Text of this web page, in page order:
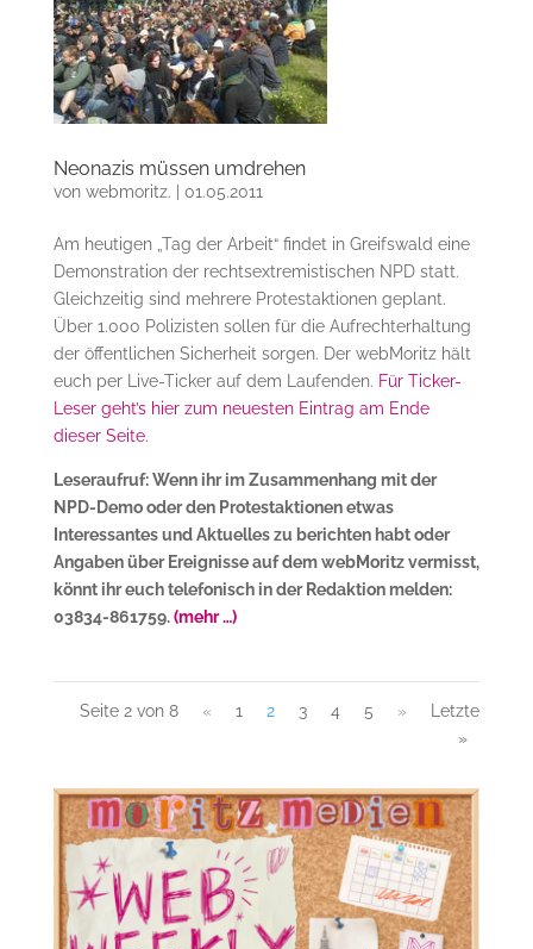
Neonazis müssen umdrehen
von webmoritz. 01.05.2011
Am heutigen „Tag der Arbeit“ findet in Greifswald eine
Demonstration der rechtsextremistischen NPD statt.
Gleichzeitig sind mehrere Protestaktionen geplant.
Über 1.000 Polizisten sollen für die Aufrechterhaltung
der öffentlichen Sicherheit sorgen. Der webMoritz hält
euch per Live-Ticker auf dem Laufenden. Für Ticker-
Leser geht’s hier zum neuesten Eintrag am Ende
dieser Seite.
Leseraufruf: Wenn ihr im Zusammenhang mit der
NPD-Demo oder den Protestaktionen etwas
Interessantes und Aktuelles zu berichten habt oder
Angaben über Ereignisse auf dem webMoritz vermisst,
könnt ihr euch telefonisch in der Redaktion melden:
03834-861759.(mehr …)
Seite 2 von 8 « 1 2 3 4 5 »
Letzte
»